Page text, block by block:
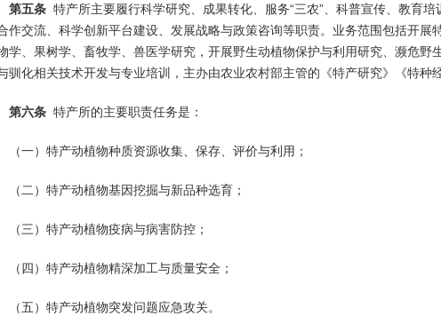
第五条 特产所主要履行科学研究、成果转化、服务“三农”、科普宣传、教育
作交流、科学创新平台建设、发展战略与政策咨询等职责。业务范围包括开展
学、果树学、畜牧学、兽医学研究，开展野生动植物保护与利用研究、濒危野
驯化相关技术开发与专业培训，主办由农业农村部主管的《特产研究》《特种
第六条 特产所的主要职责任务是：
（一）特产动植物种质资源收集、保存、评价与利用；
（二）特产动植物基因挖掘与新品种选育；
（三）特产动植物疫病与病害防控；
（四）特产动植物精深加工与质量安全；
（五）特产动植物突发问题应急攻关。